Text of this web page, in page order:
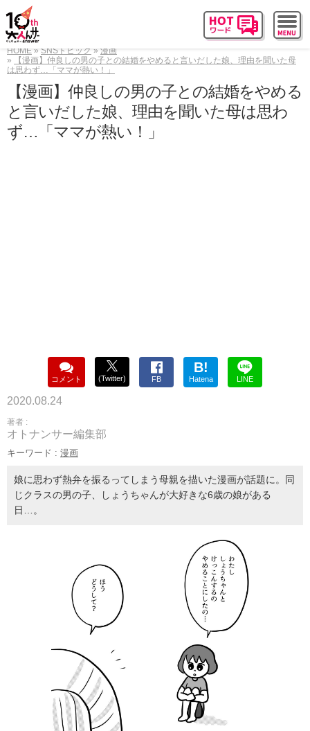
HOME SNSトピック
漫画
【漫画】仲良しの男の子との結婚をやめると言いだした娘、理由を聞いた母
は思わず…「ママが熱い！」
【漫画】仲良しの男の子との結婚をやめる
と言いだした娘、理由を聞いた母は思わ
ず…「ママが熱い！」
コメント (Twitter) FB
B!
Hatena LINE
2020.08.24
著者 :
オトナンサー編集部
キーワード : 漫画
娘に思わず熱弁を振るってしまう母親を描いた漫画が話題に。同
じクラスの男の子、しょうちゃんが大好きな6歳の娘がある
日…。